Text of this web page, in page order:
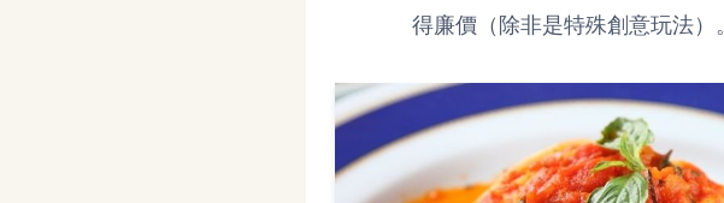
得廉價（除非是特殊創意玩法）。